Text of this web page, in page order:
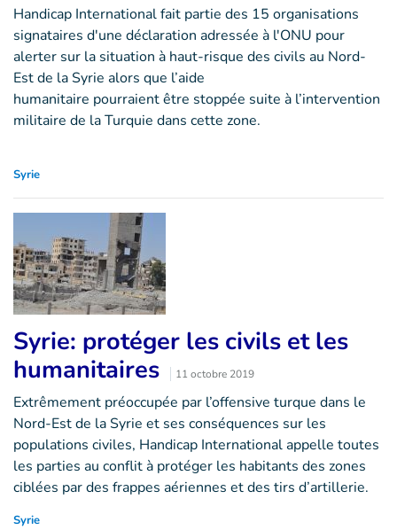
Handicap International fait partie des 15 organisations
signataires d'une déclaration adressée à l'ONU pour
alerter sur la situation à haut-risque des civils au Nord-
Est de la Syrie alors que l’aide
humanitaire pourraient être stoppée suite à l’intervention
militaire de la Turquie dans cette zone.
Syrie
Syrie: protéger les civils et les
humanitaires
11 octobre 2019
Extrêmement préoccupée par l’offensive turque dans le
Nord-Est de la Syrie et ses conséquences sur les
populations civiles, Handicap International appelle toutes
les parties au conflit à protéger les habitants des zones
ciblées par des frappes aériennes et des tirs d’artillerie.
Syrie